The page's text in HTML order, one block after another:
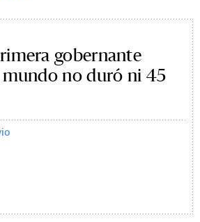
gobernante
no duró ni 45